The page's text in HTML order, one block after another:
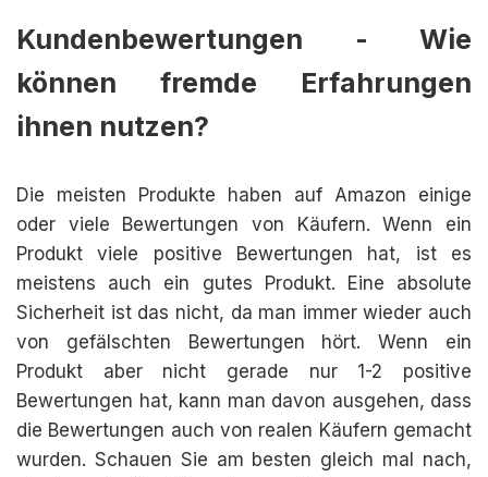
Kundenbewertungen - Wie
können fremde Erfahrungen
ihnen nutzen?
Die meisten Produkte haben auf Amazon einige
oder viele Bewertungen von Käufern. Wenn ein
Produkt viele positive Bewertungen hat, ist es
meistens auch ein gutes Produkt. Eine absolute
Sicherheit ist das nicht, da man immer wieder auch
von gefälschten Bewertungen hört. Wenn ein
Produkt aber nicht gerade nur 1-2 positive
Bewertungen hat, kann man davon ausgehen, dass
die Bewertungen auch von realen Käufern gemacht
wurden. Schauen Sie am besten gleich mal nach,